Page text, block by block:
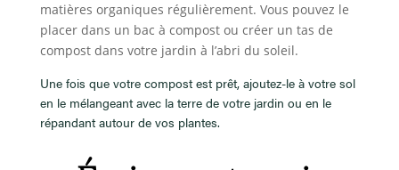
matières organiques régulièrement. Vous pouvez le
placer dans un bac à compost ou créer un tas de
compost dans votre jardin à l’abri du soleil.
Une fois que votre compost est prêt, ajoutez-le à votre sol
en le mélangeant avec la terre de votre jardin ou en le
répandant autour de vos plantes.